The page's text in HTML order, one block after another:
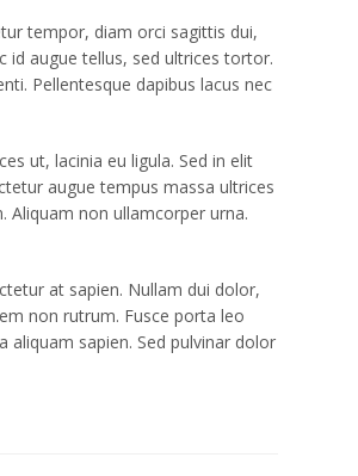
tempor, diam orci sagittis dui,
id augue tellus, sed ultrices tortor.
Pellentesque dapibus lacus nec
ut, lacinia eu ligula. Sed in elit
augue tempus massa ultrices
non ullamcorper urna.
at sapien. Nullam dui dolor,
non rutrum. Fusce porta leo
sapien. Sed pulvinar dolor